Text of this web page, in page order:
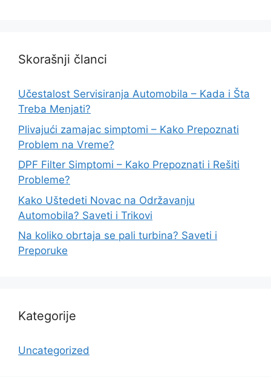
Skorašnji članci
Učestalost Servisiranja Automobila – Kada i Šta
Treba Menjati?
Plivajući zamajac simptomi – Kako Prepoznati
Problem na Vreme?
DPF Filter Simptomi – Kako Prepoznati i Rešiti
Probleme?
Kako Uštedeti Novac na Održavanju
Automobila? Saveti i Trikovi
Na koliko obrtaja se pali turbina? Saveti i
Preporuke
Kategorije
Uncategorized